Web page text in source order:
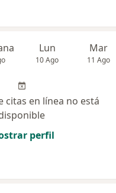
Lun
10 Ago
Mar
11 Ago
citas en línea no está
perfil